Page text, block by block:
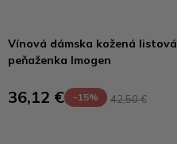
Vínová dámska kožená listová
peňaženka Imogen
36,12 € -15% 42,50 €